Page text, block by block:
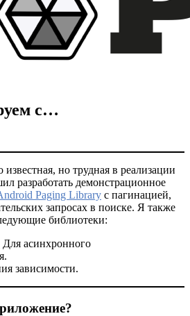
с…
но трудная в реализации
разработать демонстрационное
Paging Library с пагинацией,
запросах в поиске. Я также
библиотеки:
Для асинхронного
зависимости.